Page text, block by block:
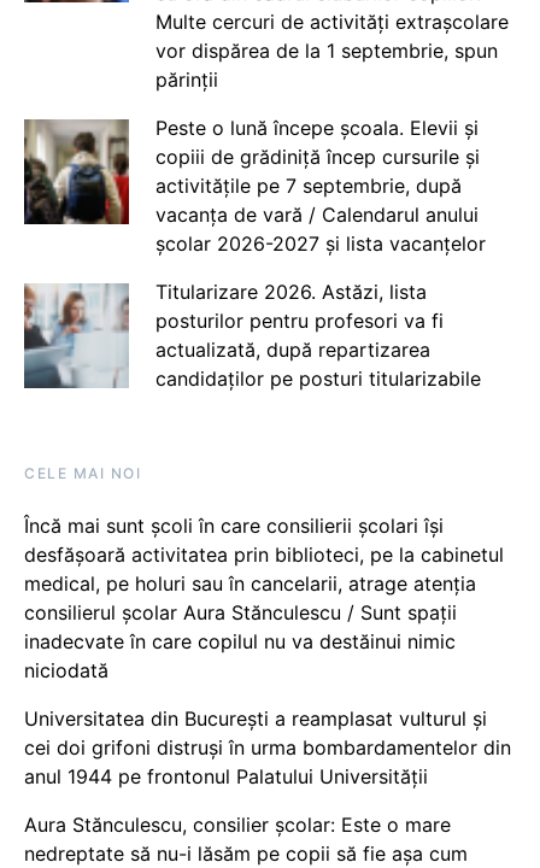
Multe cercuri de activități extrașcolare
vor dispărea de la 1 septembrie, spun
părinții
Peste o lună începe școala. Elevii și
copiii de grădiniță încep cursurile și
activitățile pe 7 septembrie, după
vacanța de vară / Calendarul anului
școlar 2026-2027 și lista vacanțelor
Titularizare 2026. Astăzi, lista
posturilor pentru profesori va fi
actualizată, după repartizarea
candidaților pe posturi titularizabile
CELE MAI NOI
Încă mai sunt școli în care consilierii școlari își
desfășoară activitatea prin biblioteci, pe la cabinetul
medical, pe holuri sau în cancelarii, atrage atenția
consilierul școlar Aura Stănculescu / Sunt spații
inadecvate în care copilul nu va destăinui nimic
niciodată
Universitatea din București a reamplasat vulturul și
cei doi grifoni distruși în urma bombardamentelor din
anul 1944 pe frontonul Palatului Universității
Aura Stănculescu, consilier școlar: Este o mare
nedreptate să nu-i lăsăm pe copii să fie așa cum